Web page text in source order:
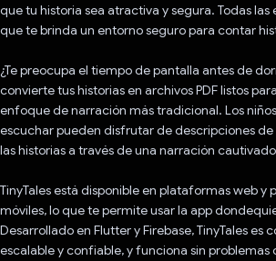
que tu historia sea atractiva y segura. Todas las
que te brinda un entorno seguro para contar
¿Te preocupa el tiempo de pantalla antes de
convierte tus historias en archivos PDF listos
enfoque de narración más tradicional. Los
escuchar pueden disfrutar de descripciones
las historias a través de una narración
TinyTales está disponible en plataformas web y
móviles, lo que te permite usar la app
Desarrollado en Flutter y Firebase, TinyTales es
escalable y confiable, y funciona sin problemas